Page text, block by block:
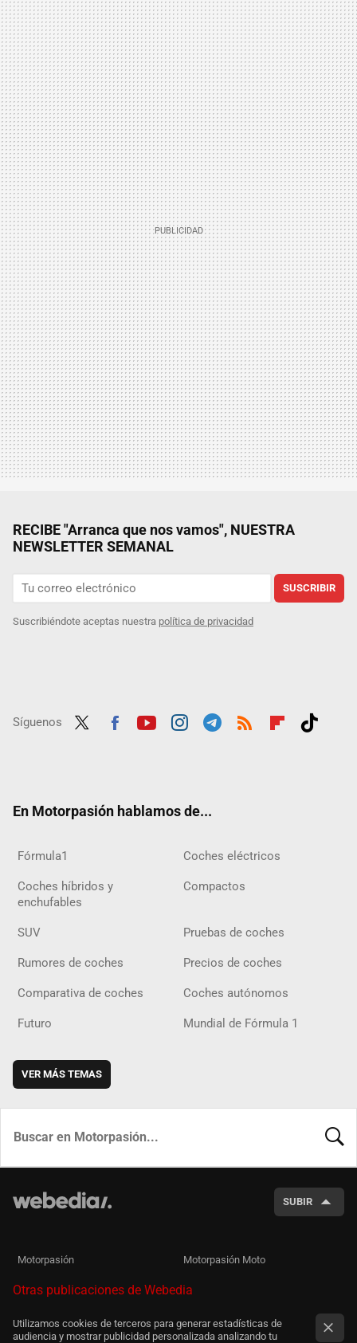
RECIBE "Arranca que nos vamos", NUESTRA
NEWSLETTER SEMANAL
SUSCRIBIR
Suscribiéndote aceptas nuestra política de privacidad
Síguenos
En Motorpasión hablamos de...
Fórmula1 Coches eléctricos
Coches híbridos y
enchufables
Compactos
SUV Pruebas de coches
Rumores de coches Precios de coches
Comparativa de coches Coches autónomos
Futuro Mundial de Fórmula 1
VER MÁS TEMAS
SUBIR
Motorpasión Motorpasión Moto
Otras publicaciones de Webedia
Utilizamos cookies de terceros para generar estadísticas de
audiencia y mostrar publicidad personalizada analizando tu